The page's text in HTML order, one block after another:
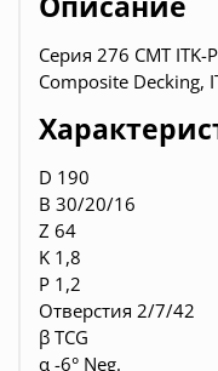
Серия 276 CMT
Composite Decking,
D 190
B 30/20/16
Z 64
K 1,8
P 1,2
Отверстия 2/7/42
β TCG
α -6° Neg.